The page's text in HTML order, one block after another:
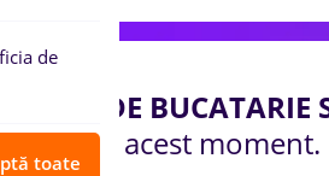
DE BUCATARIE
în acest moment.
de
toate